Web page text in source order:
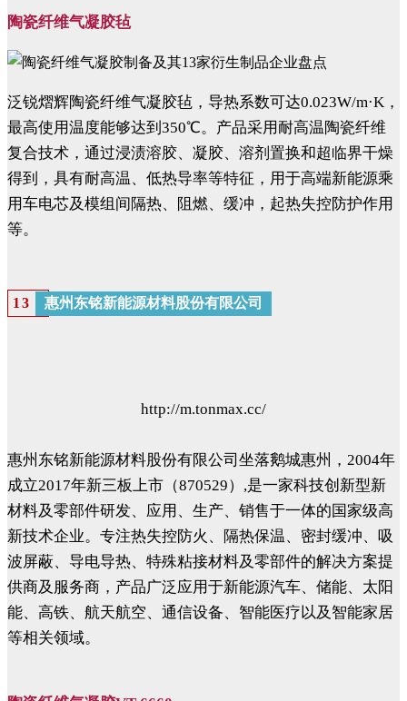
陶瓷纤维气凝胶毡
泛锐熠辉陶瓷纤维气凝胶毡，导热系数可达0.023W/m·K，
最高使用温度能够达到350℃。产品采用耐高温陶瓷纤维
复合技术，通过浸渍溶胶、凝胶、溶剂置换和超临界干燥
得到，具有耐高温、低热导率等特征，用于高端新能源乘
用车电芯及模组间隔热、阻燃、缓冲，起热失控防护作用
等。
13 惠州东铭新能源材料股份有限公司
http://m.tonmax.cc/
惠州东铭新能源材料股份有限公司坐落鹅城惠州，2004年
成立2017年新三板上市（870529）,是一家科技创新型新
材料及零部件研发、应用、生产、销售于一体的国家级高
新技术企业。专注热失控防火、隔热保温、密封缓冲、吸
波屏蔽、导电导热、特殊粘接材料及零部件的解决方案提
供商及服务商，产品广泛应用于新能源汽车、储能、太阳
能、高铁、航天航空、通信设备、智能医疗以及智能家居
等相关领域。